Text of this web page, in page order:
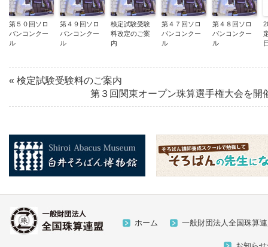
第５０回ソロ
バンコンクー
ル
第４９回ソロ
バンコンクー
ル
検定試験受験
料改定のご案
内
第４７回ソロ
バンコンクー
ル
第４８回ソロ
バンコンクー
ル
« 検定試験受験料のご案内
第３回関東オープン珠算選手権大会を
一般財団法人全国珠算
ホーム